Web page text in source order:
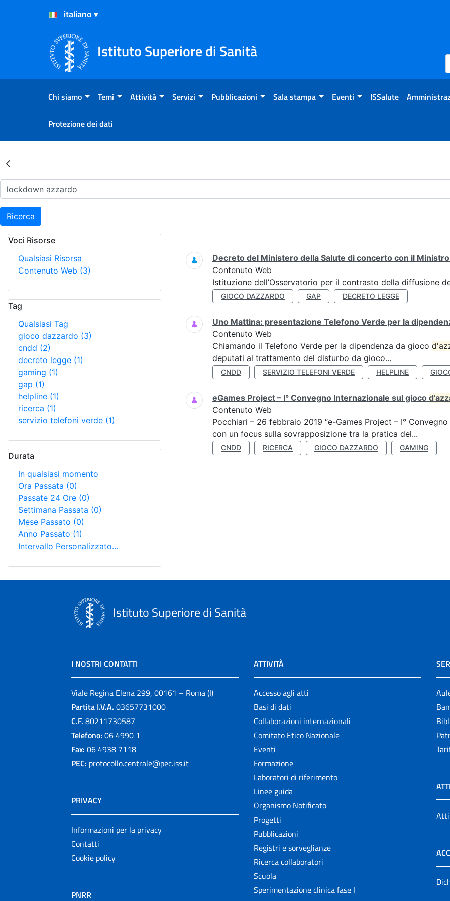
Salta al Contenuto
Salta al Footer
Istituto Superiore di Sanità
Chi siamo Temi Attività Servizi Pubblicazioni Sala stampa Eventi ISSalute
Protezione dei dati
Risultati della Ricerca - Archivio
Ricerca
Voci Risorse
Qualsiasi Risorsa
Contenuto Web (3)
Tag
Qualsiasi Tag
gioco dazzardo (3)
cndd (2)
decreto legge (1)
gaming (1)
gap (1)
helpline (1)
ricerca (1)
servizio telefoni verde (1)
Durata
In qualsiasi momento
Ora Passata (0)
Passate 24 Ore (0)
Settimana Passata (0)
Mese Passato (0)
Anno Passato (1)
Intervallo Personalizzato…
Ricerca
Decreto del Ministero della Salute di concerto con il
Contenuto Web
Istituzione dell’Osservatorio per il contrasto della diffusione
GIOCO DAZZARDO GAP DECRETO LEGGE
Uno Mattina: presentazione Telefono Verde per la
Contenuto Web
Chiamando il Telefono Verde per la dipendenza da gioco
deputati al trattamento del disturbo da gioco...
CNDD SERVIZIO TELEFONI VERDE HELPLINE
eGames Project – I° Convegno Internazionale sul gioco
Contenuto Web
Pocchiari – 26 febbraio 2019 “e-Games Project – I°
con un focus sulla sovrapposizione tra la pratica del...
CNDD RICERCA GIOCO DAZZARDO GAMING
Istituto Superiore di Sanità
I NOSTRI CONTATTI
Viale Regina Elena 299, 00161 – Roma (I)
Partita I.V.A. 03657731000
C.F. 80211730587
Telefono: 06 4990 1
Fax: 06 4938 7118
PEC: protocollo.centrale@pec.iss.it
PRIVACY
Informazioni per la privacy
Contatti
Cookie policy
PNRR
ATTIVITÀ
Accesso agli atti
Basi di dati
Collaborazioni internazionali
Comitato Etico Nazionale
Eventi
Formazione
Laboratori di riferimento
Linee guida
Organismo Notificato
Progetti
Pubblicazioni
Registri e sorveglianze
Ricerca collaboratori
Scuola
Sperimentazione clinica fase I
Atti